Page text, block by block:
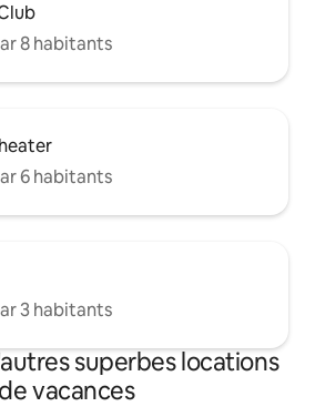
8 habitants
6 habitants
3 habitants
superbes locations
de vacances